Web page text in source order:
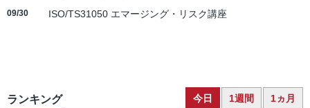
09/30 ISO/TS31050 エマージング・リスク講座
ランキング 今日 1週間 1ヵ月